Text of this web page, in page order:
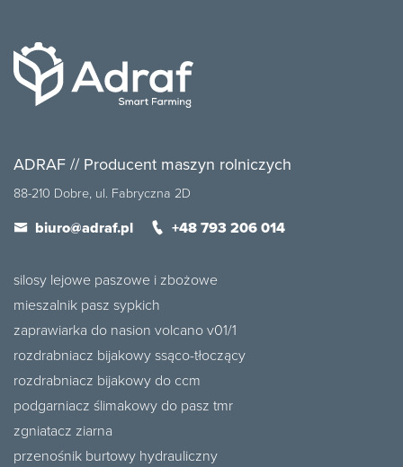
ADRAF // Producent maszyn rolniczych
88-210 Dobre, ul. Fabryczna 2D
biuro@adraf.pl +48 793 206 014
silosy lejowe paszowe i zbożowe
mieszalnik pasz sypkich
zaprawiarka do nasion volcano v01/1
rozdrabniacz bijakowy ssąco-tłoczący
rozdrabniacz bijakowy do ccm
podgarniacz ślimakowy do pasz tmr
zgniatacz ziarna
przenośnik burtowy hydrauliczny